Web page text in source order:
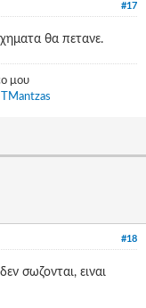
#17
θα πετανε.
μου
TMantzas
#18
σωζονται, ειναι